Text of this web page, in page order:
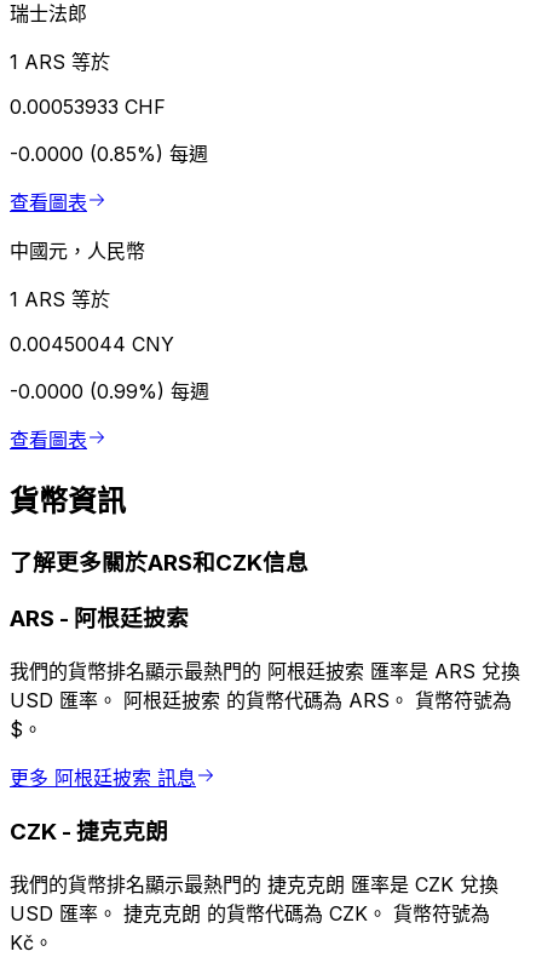
瑞士法郎
1 ARS 等於
0.00053933 CHF
-0.0000 (0.85%) 每週
查看圖表
中國元，人民幣
1 ARS 等於
0.00450044 CNY
-0.0000 (0.99%) 每週
查看圖表
貨幣資訊
了解更多關於ARS和CZK信息
ARS - 阿根廷披索
我們的貨幣排名顯示最熱門的 阿根廷披索 匯率是 ARS 兌換
USD 匯率。 阿根廷披索 的貨幣代碼為 ARS。 貨幣符號為
$。
更多 阿根廷披索 訊息
CZK - 捷克克朗
我們的貨幣排名顯示最熱門的 捷克克朗 匯率是 CZK 兌換
USD 匯率。 捷克克朗 的貨幣代碼為 CZK。 貨幣符號為
Kč。